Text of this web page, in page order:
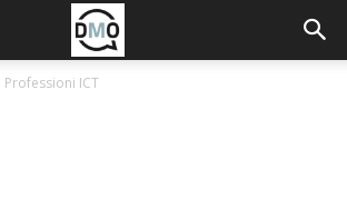
Professioni ICT